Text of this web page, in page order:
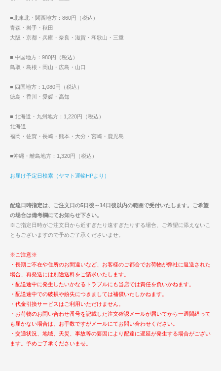
■北東北・関西地方：860円（税込）
青森・岩手・秋田
大阪・京都・兵庫・奈良・滋賀・和歌山・三重
■ 中国地方：980円（税込）
鳥取・島根・岡山・広島・山口
■ 四国地方：1,080円（税込）
徳島・香川・愛媛・高知
■ 北海道・九州地方：1,220円（税込）
北海道
福岡・佐賀・長崎・熊本・大分・宮崎・鹿児島
■沖縄・離島地方：1,320円（税込）
お届け予定日検索（ヤマト運輸HPより）
配達日時指定は、ご注文日の5日後～14日後以内の範囲で受付いたします。ご希望
の場合は備考欄にてお知らせ下さい。
※ご指定日時がご注文日から近すぎたり遠すぎたりする場合、ご希望に添えないこ
ともございますので予めご了承くださいませ。
※ご注意※
・長期ご不在や住所のお間違いなど、お客様のご都合でお荷物が弊社に返送された
場合、再発送には別途送料をご請求いたします。
・配送途中に発生したいかなるトラブルにも当店では責任を負いかねます。
・配送途中での破損や紛失につきましては補償いたしかねます。
・代金引換サービスはご利用いただけません。
・お荷物のお問い合わせ番号を記載した注文確認メールが届いてから一週間経って
も届かない場合は、お手数ですがメールにてお問い合わせください。
・交通状況、地域、天災、事故等の要因により配達に遅延が発生する場合がござい
ます。予めご了承くださいませ。